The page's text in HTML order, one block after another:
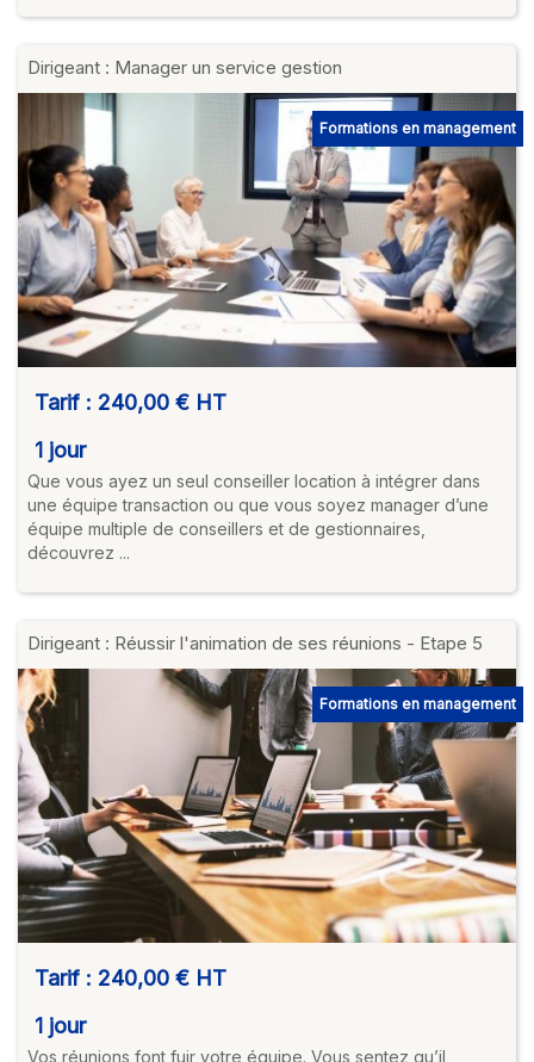
Dirigeant : Manager un service gestion
Formations en management
Tarif : 240,00 € HT
1 jour
Que vous ayez un seul conseiller location à intégrer dans
une équipe transaction ou que vous soyez manager d’une
équipe multiple de conseillers et de gestionnaires,
découvrez ...
Dirigeant : Réussir l'animation de ses réunions - Etape 5
Formations en management
Tarif : 240,00 € HT
1 jour
Vos réunions font fuir votre équipe. Vous sentez qu’il